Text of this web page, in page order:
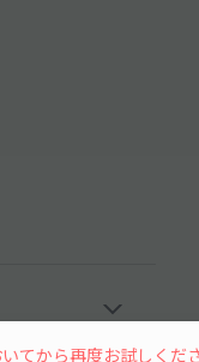
てから再度お試しくだ